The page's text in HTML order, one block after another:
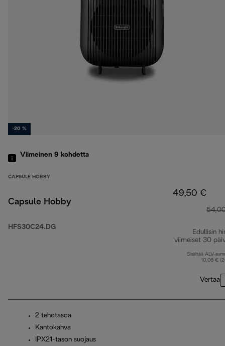
-20 %
Viimeinen 9 kohdetta
CAPSULE HOBBY
Capsule Hobby
HFS30C24.DG
49,50 €
Edullisin
viimeiset 30
Sisältää ALV-
10,06 €
Vertaa
2 tehotasoa
Kantokahva
IPX21-tason suojaus